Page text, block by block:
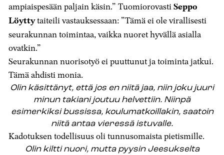
ampiaispesään paljain käsin.” TuomiorovastiSeppo
Löyttytaiteili vastauksessaan: ”Tämä ei ole virallisesti
seurakunnan toimintaa, vaikka nuoret hyvällä asialla
ovatkin.”
Seurakunnan nuorisotyö ei puuttunut ja toiminta jatkui.
Tämä ahdisti monia.
Olin käsittänyt, että jos en niitä jaa, niin joku juuri
minun takiani joutuu helvettiin. Niinpä
esimerkiksi bussissa, koulumatkoillakin, saatoin
niitä antaa vieressä istuvalle.
Kadotuksen todellisuus oli tunnusomaista pietismille.
Olin kiltti nuori, mutta pyysin Jeesukselta